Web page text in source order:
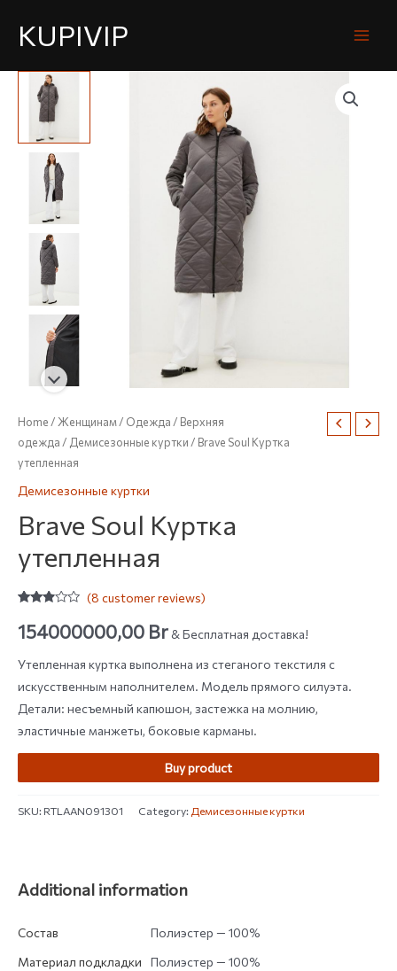
KUPIVIP
Home/Женщинам/ Одежда/ Верхняя
одежда/ Демисезонные куртки/ Brave Soul Куртка
утепленная
Демисезонные куртки
Brave Soul Куртка
утепленная
2.75
out of
based
on
customer
ratings
(8 customer reviews)
154000000,00 Br& Бесплатная доставка!
Утепленная куртка выполнена из стеганого текстиля с
искусственным наполнителем. Модель прямого силуэта.
Детали: несъемный капюшон, застежка на молнию,
эластичные манжеты, боковые карманы.
Buy product
SKU:RTLAAN091301 Category: Демисезонные куртки
Additional information
Состав
Полиэстер — 100%
Материал подкладки
Полиэстер — 100%